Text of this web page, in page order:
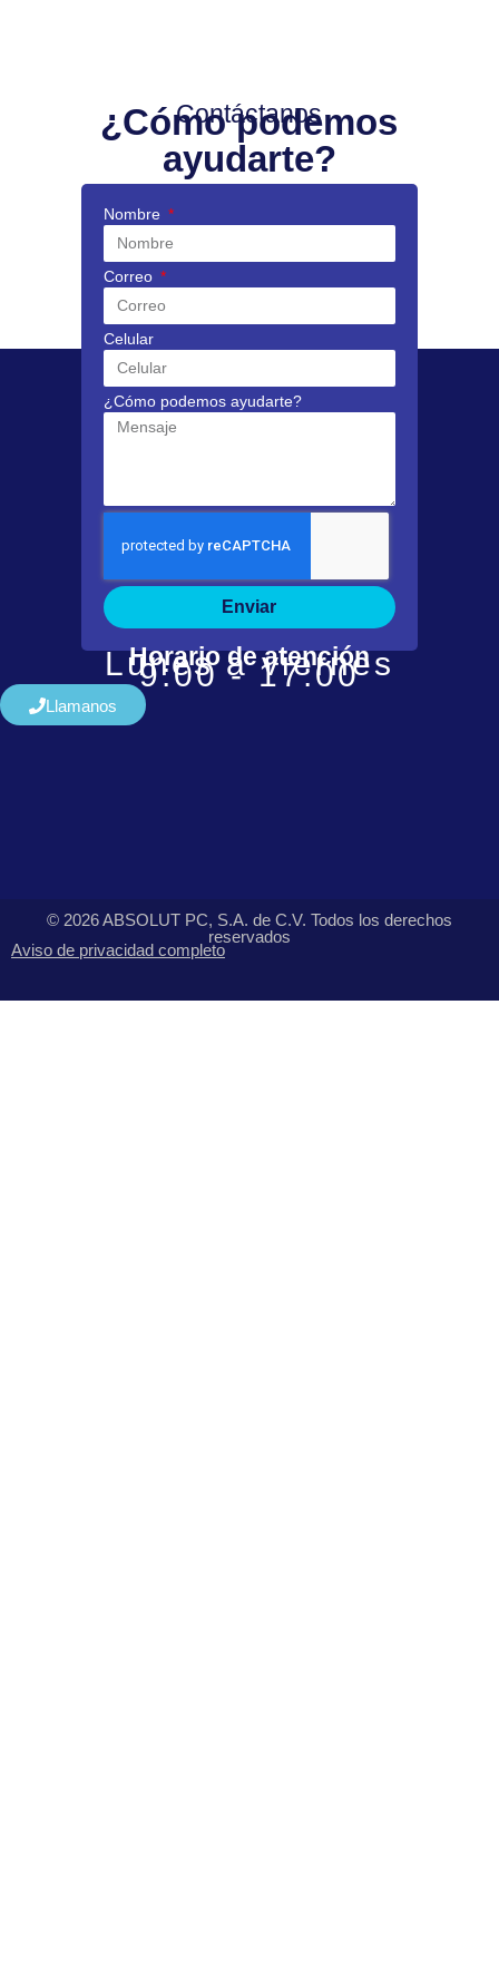
Contáctanos
¿Cómo podemos
ayudarte?
Nombre
Correo
Celular
¿Cómo podemos ayudarte?
Enviar
Horario de atención
Lunes a viernes
9:00 - 17:00
Llamanos
© 2026 ABSOLUT PC, S.A. de C.V. Todos los derechos
reservados
Aviso de privacidad completo